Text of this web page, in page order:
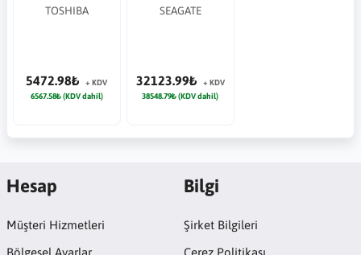
2TB 5,0 Gbit/sn USB
TOSHIBA
5472.98₺
+ KDV
6567.58₺ (KDV dahil)
20TB USB 3.0 Siyah
SEAGATE
32123.99₺
+ KDV
38548.79₺ (KDV dahil)
Hesap
Müşteri Hizmetleri
Bilgi
Şirket Bilgileri